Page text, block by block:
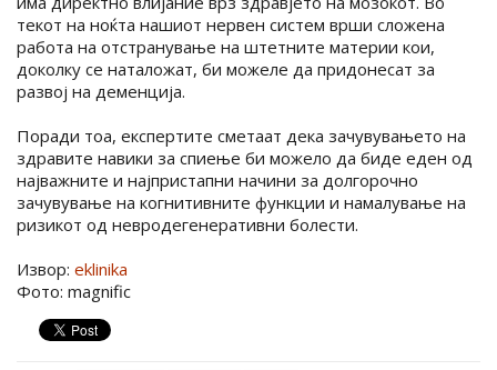
текот на ноќта нашиот нервен систем врши сложена
работа на отстранување на штетните материи кои,
доколку се наталожат, би можеле да придонесат за
развој на деменција.
Поради тоа, експертите сметаат дека зачувувањето на
здравите навики за спиење би можело да биде еден од
најважните и најпристапни начини за долгорочно
зачувување на когнитивните функции и намалување на
ризикот од невродегенеративни болести.
Извор: eklinika
Фото: magnific